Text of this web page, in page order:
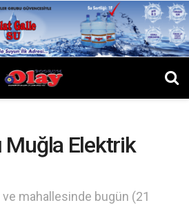
Muğla Elektrik
ve mahallesinde bugün (21